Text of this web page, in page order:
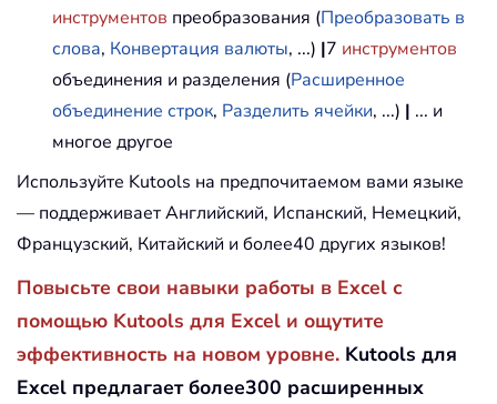
инструментов преобразования (Преобразовать в
слова, Конвертация валюты, ...) |7 инструментов
объединения и разделения (Расширенное
объединение строк, Разделить ячейки, ...) | ... и
многое другое
Используйте Kutools на предпочитаемом вами языке
— поддерживает Английский, Испанский, Немецкий,
Французский, Китайский и более40 других языков!
Повысьте свои навыки работы в Excel с
помощью Kutools для Excel и ощутите
эффективность на новом уровне. Kutools для
Excel предлагает более300 расширенных